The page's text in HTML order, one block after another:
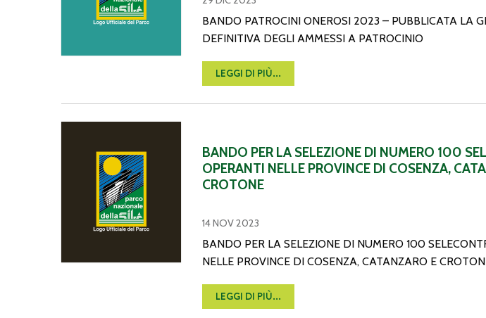
BANDO PATROCINI ONEROSI 2023 – PUBBLICATA LA
DEFINITIVA DEGLI AMMESSI A PATROCINIO
LEGGI DI PIÙ...
BANDO PER LA SELEZIONE DI NUMERO 100
OPERANTI NELLE PROVINCE DI COSENZA,
CROTONE
14 NOV 2023
BANDO PER LA SELEZIONE DI NUMERO 100
NELLE PROVINCE DI COSENZA, CATANZARO E
LEGGI DI PIÙ...